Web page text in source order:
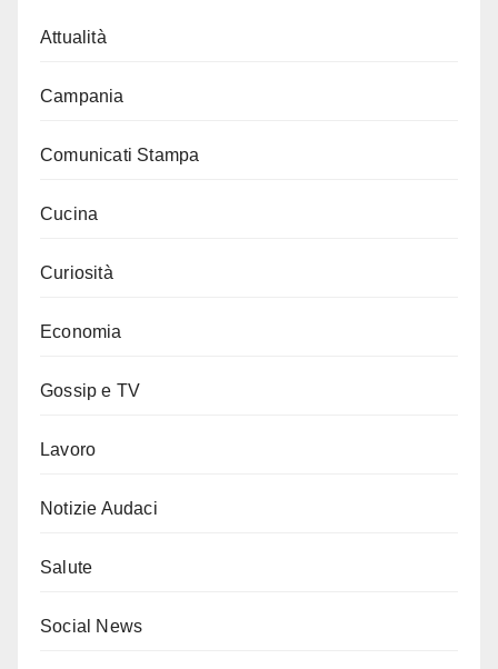
Attualità
Campania
Comunicati Stampa
Cucina
Curiosità
Economia
Gossip e TV
Lavoro
Notizie Audaci
Salute
Social News